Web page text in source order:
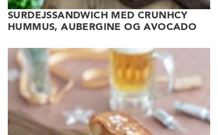
SURDEJSSANDWICH MED CRUNHCY
HUMMUS, AUBERGINE OG AVOCADO